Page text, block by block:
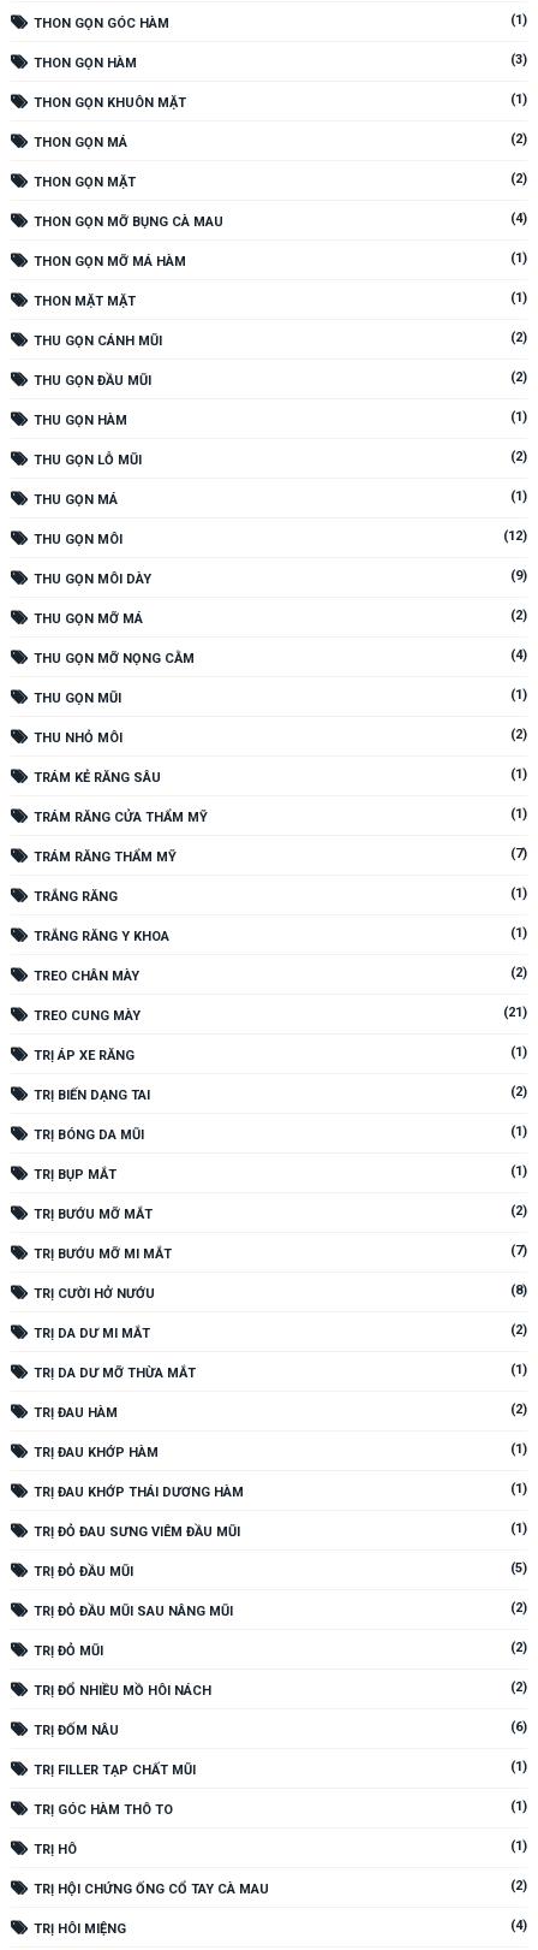
THON GỌN GÓC HÀM (1)
THON GỌN HÀM (3)
THON GỌN KHUÔN MẶT (1)
THON GỌN MÁ (2)
THON GỌN MẶT (2)
THON GỌN MỠ BỤNG CÀ MAU (4)
THON GỌN MỠ MÁ HÀM (1)
THON MẶT MẶT (1)
THU GỌN CÁNH MŨI (2)
THU GỌN ĐẦU MŨI (2)
THU GỌN HÀM (1)
THU GỌN LỖ MŨI (2)
THU GỌN MÁ (1)
THU GỌN MÔI (12)
THU GỌN MÔI DÀY (9)
THU GỌN MỠ MÁ (2)
THU GỌN MỠ NỌNG CẰM (4)
THU GỌN MŨI (1)
THU NHỎ MÔI (2)
TRÁM KẺ RĂNG SÂU (1)
TRÁM RĂNG CỬA THẨM MỸ (1)
TRÁM RĂNG THẨM MỸ (7)
TRẮNG RĂNG (1)
TRẮNG RĂNG Y KHOA (1)
TREO CHÂN MÀY (2)
TREO CUNG MÀY (21)
TRỊ ÁP XE RĂNG (1)
TRỊ BIẾN DẠNG TAI (2)
TRỊ BÓNG DA MŨI (1)
TRỊ BỤP MẮT (1)
TRỊ BƯỚU MỠ MẮT (2)
TRỊ BƯỚU MỠ MI MẮT (7)
TRỊ CƯỜI HỞ NƯỚU (8)
TRỊ DA DƯ MI MẮT (2)
TRỊ DA DƯ MỠ THỪA MẮT (1)
TRỊ ĐAU HÀM (2)
TRỊ ĐAU KHỚP HÀM (1)
TRỊ ĐAU KHỚP THÁI DƯƠNG HÀM (1)
TRỊ ĐỎ ĐAU SƯNG VIÊM ĐẦU MŨI (1)
TRỊ ĐỎ ĐẦU MŨI (5)
TRỊ ĐỎ ĐẦU MŨI SAU NÂNG MŨI (2)
TRỊ ĐỎ MŨI (2)
TRỊ ĐỔ NHIỀU MỒ HÔI NÁCH (2)
TRỊ ĐỐM NÂU (6)
TRỊ FILLER TẠP CHẤT MŨI (1)
TRỊ GÓC HÀM THÔ TO (1)
TRỊ HÔ (1)
TRỊ HỘI CHỨNG ỐNG CỔ TAY CÀ MAU (2)
TRỊ HÔI MIỆNG (4)